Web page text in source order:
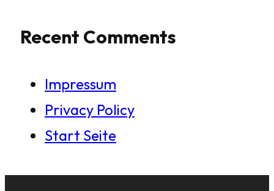
Recent Comments
Impressum
Privacy Policy
Start Seite